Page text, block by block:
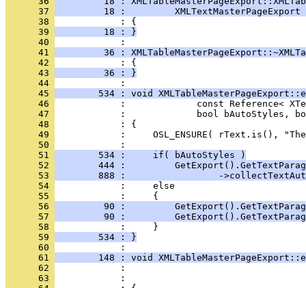
      37
18 :         XMLTextMasterPageExport
      38
      39
         18 : }
      40
      41
36 :
      42
      43
         36 : }
      44
      45
534 : void
      46
      47
      48
      49
      50
      51
        534 :     if( bAutoStyles )
      52
444 :
      53
888 :                 -
      54
      55
      56
90 :
      57
90 :
      58
      59
        534 : }
      60
      61
148 : void
      62
      63